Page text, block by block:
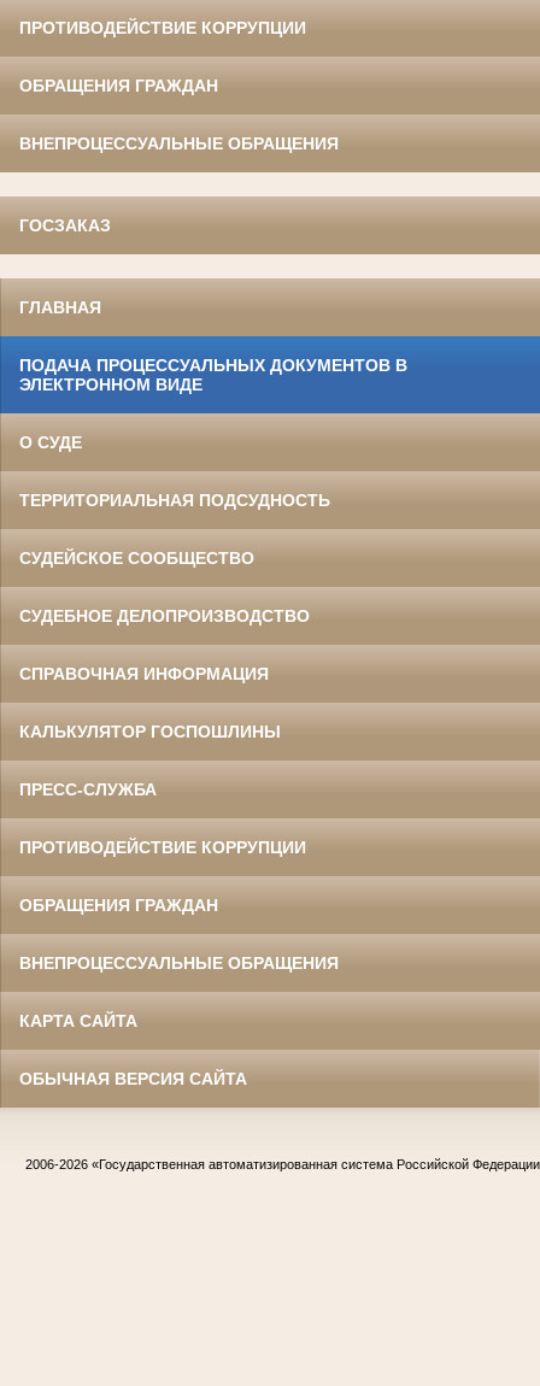
ПРОТИВОДЕЙСТВИЕ КОРРУПЦИИ
ОБРАЩЕНИЯ ГРАЖДАН
ВНЕПРОЦЕССУАЛЬНЫЕ ОБРАЩЕНИЯ
ГОСЗАКАЗ
ГЛАВНАЯ
ПОДАЧА ПРОЦЕССУАЛЬНЫХ ДОКУМЕНТОВ В
ЭЛЕКТРОННОМ ВИДЕ
О СУДЕ
ТЕРРИТОРИАЛЬНАЯ ПОДСУДНОСТЬ
СУДЕЙСКОЕ СООБЩЕСТВО
СУДЕБНОЕ ДЕЛОПРОИЗВОДСТВО
СПРАВОЧНАЯ ИНФОРМАЦИЯ
КАЛЬКУЛЯТОР ГОСПОШЛИНЫ
ПРЕСС-СЛУЖБА
ПРОТИВОДЕЙСТВИЕ КОРРУПЦИИ
ОБРАЩЕНИЯ ГРАЖДАН
ВНЕПРОЦЕССУАЛЬНЫЕ ОБРАЩЕНИЯ
КАРТА САЙТА
ОБЫЧНАЯ ВЕРСИЯ САЙТА
2006-2026 «Государственная автоматизированная система Российской